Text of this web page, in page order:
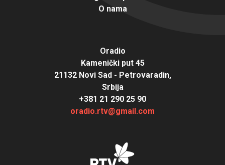
O nama
Oradio
Kamenički put 45
21132 Novi Sad - Petrovaradin,
Srbija
+381 21 290 25 90
oradio.rtv@gmail.com